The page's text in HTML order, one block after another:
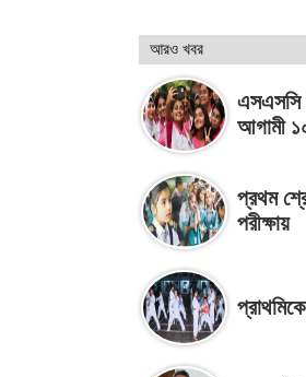
আরও খবর
এসএসসি
আগামী
প্রথম
পরীক্ষায়